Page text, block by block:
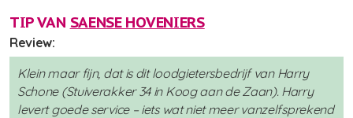
TIP VAN SAENSE HOVENIERS
Review:
Klein maar fijn, dat is dit loodgietersbedrijf van Harry
Schone (Stuiverakker 34 in Koog aan de Zaan). Harry
levert goede service – iets wat niet meer vanzelfsprekend